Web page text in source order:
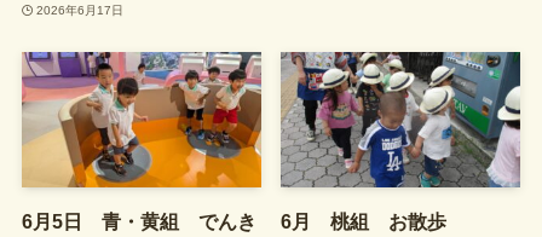
2026年6月17日
6月5日 青・黄組 でんき
6月 桃組 お散歩